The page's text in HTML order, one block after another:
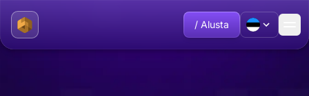
/ Alusta